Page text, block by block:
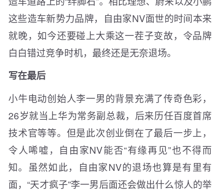
这些造车新势力品牌，自由家NV面世的时间本来
就晚，如今还要碰上大乘这一茬子变故，令品牌
白白错过竞争时机，最终还是无奈退场。
写在最后
小牛电动创始人李一男的背景充满了传奇色彩，
26岁就当上华为常务副总裁，后来历任百度首席
技术官等等。但是此次创业倒在了最后一步上，
令人唏嘘，自由家NV能否“有缘再见”也不得而
知。虽然如此，自由家NV的退场也算是有里有
面，“天才疯子”李一男后面还会做出什么惊人的举